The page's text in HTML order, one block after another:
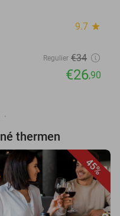
9.7 star
Regulier €34
€26,90
thermen
45%